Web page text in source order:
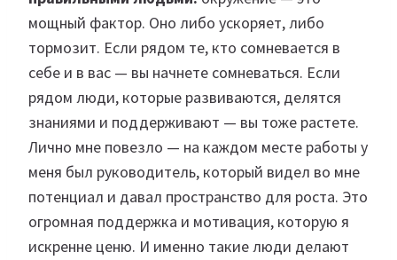
мощный фактор. Оно либо ускоряет, либо
тормозит. Если рядом те, кто сомневается в
себе и в вас — вы начнете сомневаться. Если
рядом люди, которые развиваются, делятся
знаниями и поддерживают — вы тоже растете.
Лично мне повезло — на каждом месте работы у
меня был руководитель, который видел во мне
потенциал и давал пространство для роста. Это
огромная поддержка и мотивация, которую я
искренне ценю. И именно такие люди делают